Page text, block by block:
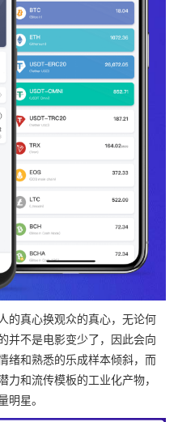
的真心换观众的真心，无论何
并不是电影变少了，因此会向
绪和熟悉的乐成样本倾斜，而
和流传模板的工业化产物，
星。